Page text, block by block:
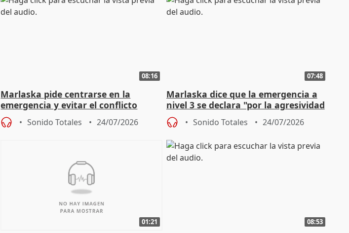
08:16
Marlaska pide centrarse en la
emergencia y evitar el conflicto
político
Sonido Totales 24/07/2026
07:48
Marlaska dice que la emergencia a
nivel 3 se declara "por la agresividad
de los incendios"
Sonido Totales 24/07/2026
01:21 08:53